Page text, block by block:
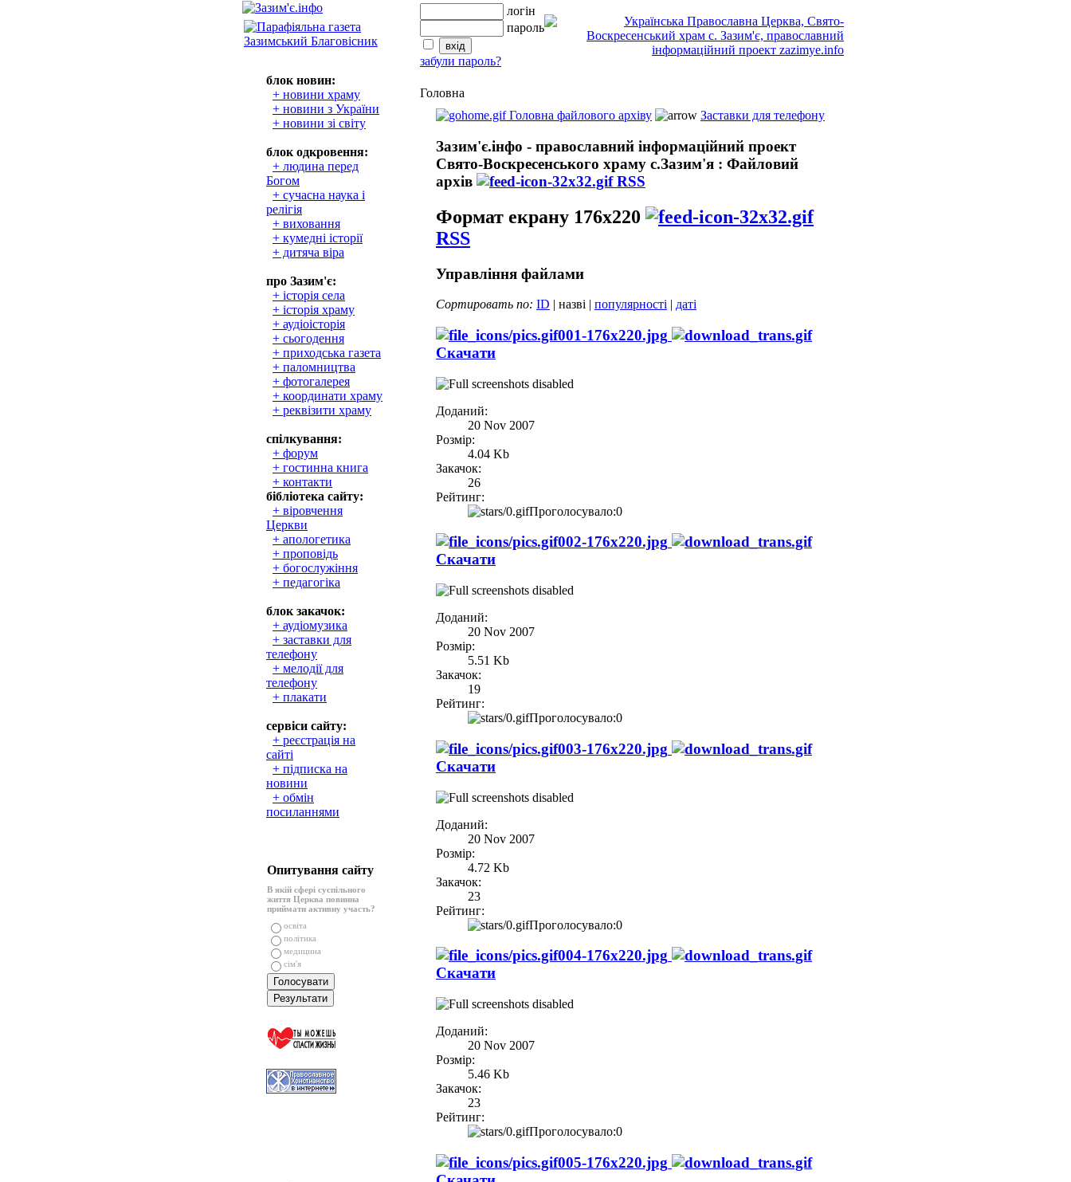
блок новин:
+ новини храму
+ новини з України
+ новини зі світу
блок одкровення:
+ людина перед
Богом
+ сучасна наука і
релігія
+ виховання
+ кумедні історії
+ дитяча віра
про Зазим'є:
+ історія села
+ історія храму
+ аудіоісторія
+ сьогодення
+ приходська газета
+ паломництва
+ фотогалерея
+ координати храму
+ реквізити храму
спілкування:
+ форум
+ гостинна книга
+ контакти
бібліотека сайту:
+ віровчення
Церкви
+ апологетика
+ проповідь
+ богослужіння
+ педагогіка
блок закачок:
+ аудіомузика
+ заставки для
телефону
+ мелодії для
телефону
+ плакати
сервіси сайту:
+ реєстрація на
сайті
+ підписка на
новини
+ обмін
посиланнями
Опитування сайту
В якій сфері суспільного
життя Церква повинна
приймати активну участь?
освіта
політика
медицина
сім'я
логін
пароль
забули пароль?
Головна
Головна файлового архіву
Заставки для телефону
Зазим'є.інфо - православний інформаційний проект
Свято-Воскресенського храму с.Зазим'я : Файловий
архів
RSS
Формат екрану 176x220
RSS
Управління файлами
Сортировать по: ID | назві | популярності | даті
001-176x220.jpg
Скачати
Доданий:
20 Nov 2007
Розмір:
4.04 Kb
Закачок:
26
Рейтинг:
Проголосувало:0
002-176x220.jpg
Скачати
Доданий:
20 Nov 2007
Розмір:
5.51 Kb
Закачок:
19
Рейтинг:
Проголосувало:0
003-176x220.jpg
Скачати
Доданий:
20 Nov 2007
Розмір:
4.72 Kb
Закачок:
23
Рейтинг:
Проголосувало:0
004-176x220.jpg
Скачати
Доданий:
20 Nov 2007
Розмір:
5.46 Kb
Закачок:
23
Рейтинг:
Проголосувало:0
005-176x220.jpg